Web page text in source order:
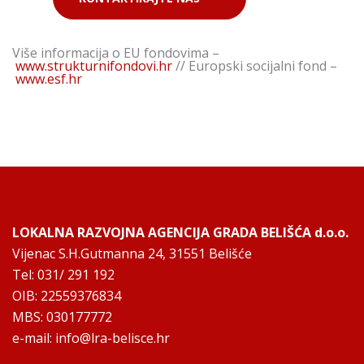
Više informacija o EU fondovima –
www.strukturnifondovi.hr// Europski socijalni fond –
www.esf.hr
LOKALNA RAZVOJNA AGENCIJA GRADA BELIŠĆA d.o.o.
Vijenac S.H.Gutmanna 24, 31551 Belišće
Tel: 031/ 291 192
OIB: 22559376834
MBS: 030177772
e-mail: info@lra-belisce.hr